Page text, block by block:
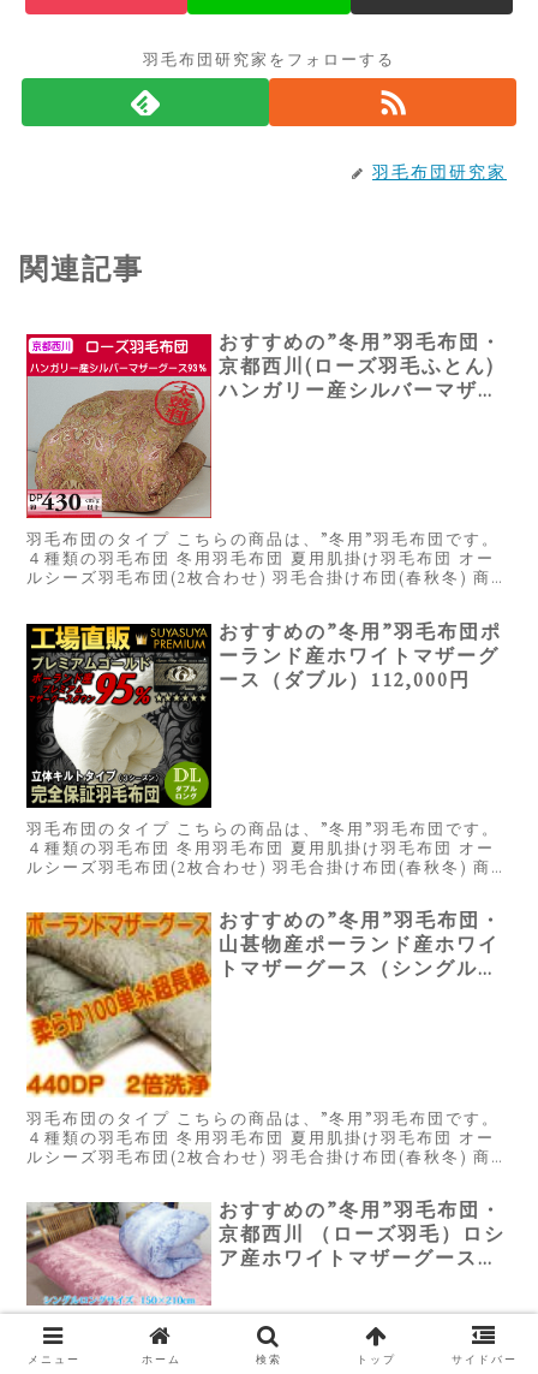
羽毛布団研究家をフォローする
羽毛布団研究家
関連記事
おすすめの”冬用”羽毛布団・
京都西川(ローズ羽毛ふとん)
ハンガリー産シルバーマザー
羽毛布団のタイプ こちらの商品は、”冬用”羽毛布団です。
４種類の羽毛布団 冬用羽毛布団 夏用肌掛け羽毛布団 オー
ルシーズ羽毛布団(2枚合わせ) 羽毛合掛け布団(春秋冬) 商品
おすすめの”冬用”羽毛布団ポ
ーランド産ホワイトマザーグ
ース（ダブル）112,000円
羽毛布団のタイプ こちらの商品は、”冬用”羽毛布団です。
４種類の羽毛布団 冬用羽毛布団 夏用肌掛け羽毛布団 オー
ルシーズ羽毛布団(2枚合わせ) 羽毛合掛け布団(春秋冬) 商品
おすすめの”冬用”羽毛布団・
山甚物産ポーランド産ホワイ
トマザーグース（シングル）
羽毛布団のタイプ こちらの商品は、”冬用”羽毛布団です。
４種類の羽毛布団 冬用羽毛布団 夏用肌掛け羽毛布団 オー
ルシーズ羽毛布団(2枚合わせ) 羽毛合掛け布団(春秋冬) 商品
おすすめの”冬用”羽毛布団・
京都西川 （ローズ羽毛）ロシ
ア産ホワイトマザーグース
羽毛布団のタイプ こちらの商品は、”冬用”羽毛布団です。
４種類の羽毛布団 冬用羽毛布団 夏用肌掛け羽毛布団 オー
ルシーズ羽毛布団(2枚合わせ) 羽毛合掛け布団(春秋冬) 商品
メニュー ホーム 検索 トップ サイドバー